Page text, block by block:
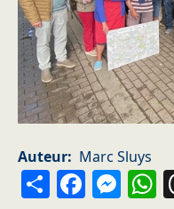
Auteur Marc Sluys
Share